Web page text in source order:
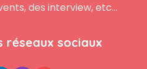
des interview, etc...
réseaux sociaux